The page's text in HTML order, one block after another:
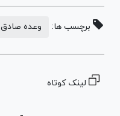
برچسب ها: وعده صادق 4
لینک کوتاه